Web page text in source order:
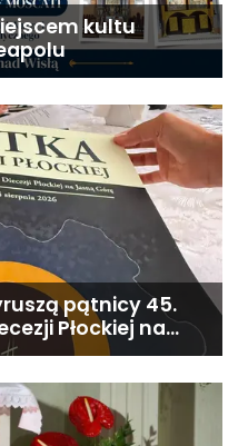
kultu
pątnicy 45.
Płockiej na